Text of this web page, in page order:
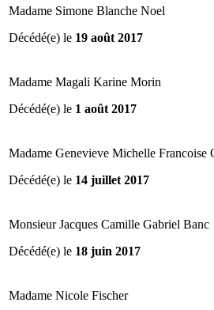
Madame Simone Blanche Noel
Décédé(e) le 19 août 2017
Madame Magali Karine Morin
Décédé(e) le 1 août 2017
Madame Genevieve Michelle Francoise
Décédé(e) le 14 juillet 2017
Monsieur Jacques Camille Gabriel Banc
Décédé(e) le 18 juin 2017
Madame Nicole Fischer